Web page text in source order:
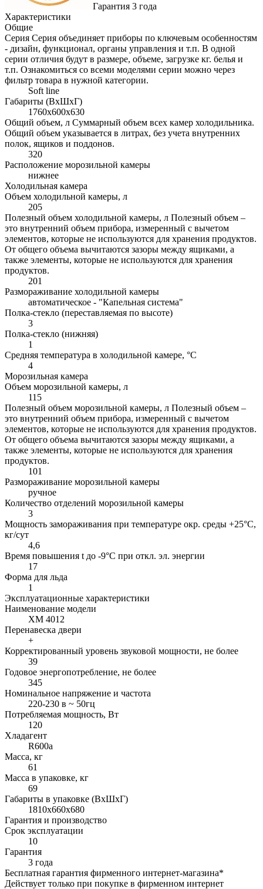
Гарантия 3 года
Характеристики
Общие
Серия Серия объединяет приборы по ключевым особенностям
- дизайн, функционал, органы управления и т.п. В одной
серии отличия будут в размере, объеме, загрузке кг. белья и
т.п. Ознакомиться со всеми моделями серии можно через
фильтр товара в нужной категории.
Soft line
Габариты (ВхШхГ)
1760x600x630
Общий объем, л Суммарный объем всех камер холодильника.
Общий объем указывается в литрах, без учета внутренних
полок, ящиков и поддонов.
320
Расположение морозильной камеры
нижнее
Холодильная камера
Объем холодильной камеры, л
205
Полезный объем холодильной камеры, л Полезный объем –
это внутренний объем прибора, измеренный с вычетом
элементов, которые не используются для хранения продуктов.
От общего объема вычитаются зазоры между ящиками, а
также элементы, которые не используются для хранения
продуктов.
201
Размораживание холодильной камеры
автоматическое - "Капельная система"
Полка-стекло (переставляемая по высоте)
3
Полка-стекло (нижняя)
1
Средняя температура в холодильной камере, °С
4
Морозильная камера
Объем морозильной камеры, л
115
Полезный объем морозильной камеры, л Полезный объем –
это внутренний объем прибора, измеренный с вычетом
элементов, которые не используются для хранения продуктов.
От общего объема вычитаются зазоры между ящиками, а
также элементы, которые не используются для хранения
продуктов.
101
Размораживание морозильной камеры
ручное
Количество отделений морозильной камеры
3
Мощность замораживания при температуре окр. среды +25°С,
кг/сут
4,6
Время повышения t до -9°C при откл. эл. энергии
17
Форма для льда
1
Эксплуатационные характеристики
Наименование модели
ХМ 4012
Перенавеска двери
+
Корректированный уровень звуковой мощности, не более
39
Годовое энергопотребление, не более
345
Номинальное напряжение и частота
220-230 в ~ 50гц
Потребляемая мощность, Вт
120
Хладагент
R600a
Масса, кг
61
Масса в упаковке, кг
69
Габариты в упаковке (ВхШхГ)
1810x660x680
Гарантия и производство
Срок эксплуатации
10
Гарантия
3 года
Бесплатная гарантия фирменного интернет-магазина*
Действует только при покупке в фирменном интернет